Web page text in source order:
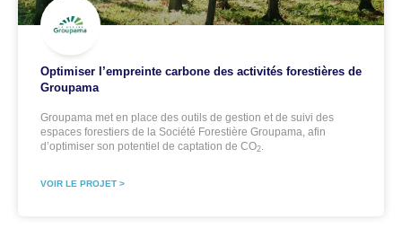
Optimiser l’empreinte carbone des activités forestières de
Groupama
Groupama met en place des outils de gestion et de suivi des
espaces forestiers de la Société Forestière Groupama, afin
d’optimiser son potentiel de captation de CO2.
VOIR LE PROJET >